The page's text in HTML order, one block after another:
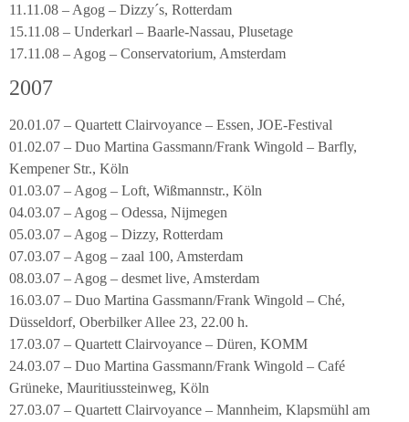
11.11.08 – Agog – Dizzy´s, Rotterdam
15.11.08 – Underkarl – Baarle-Nassau, Plusetage
17.11.08 – Agog – Conservatorium, Amsterdam
2007
20.01.07 – Quartett Clairvoyance – Essen, JOE-Festival
01.02.07 – Duo Martina Gassmann/Frank Wingold – Barfly,
Kempener Str., Köln
01.03.07 – Agog – Loft, Wißmannstr., Köln
04.03.07 – Agog – Odessa, Nijmegen
05.03.07 – Agog – Dizzy, Rotterdam
07.03.07 – Agog – zaal 100, Amsterdam
08.03.07 – Agog – desmet live, Amsterdam
16.03.07 – Duo Martina Gassmann/Frank Wingold – Ché,
Düsseldorf, Oberbilker Allee 23, 22.00 h.
17.03.07 – Quartett Clairvoyance – Düren, KOMM
24.03.07 – Duo Martina Gassmann/Frank Wingold – Café
Grüneke, Mauritiussteinweg, Köln
27.03.07 – Quartett Clairvoyance – Mannheim, Klapsmühl am